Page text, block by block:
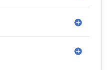
末調整に関する業務に
顧客からのご依頼があ
。